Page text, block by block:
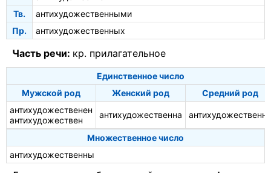
Тв.
антихудожественными
Пр.
антихудожественных
Часть речи: кр. прилагательное
Единственное число
Мужской род
Женский род
Средний род
антихудожественен
антихудожествен
антихудожественна антихудожественно
Множественное число
антихудожественны